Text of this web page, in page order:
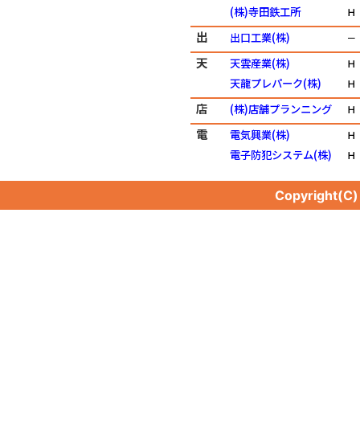
(株)寺田鉄工所 Ｈ
出 出口工業(株) －
天 天雲産業(株) Ｈ
天龍プレパーク(株) Ｈ
店 (株)店舗プランニング Ｈ
電 電気興業(株) Ｈ
電子防犯システム(株) Ｈ